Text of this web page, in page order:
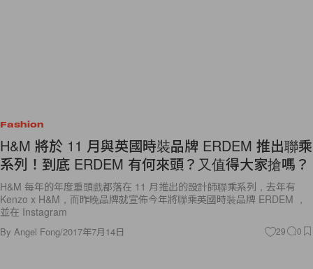
Fashion
H&M 將於 11 月與英國時裝品牌 ERDEM 推出聯乘
系列！到底 ERDEM 有何來頭？又值得大家搶嗎？
H&M 每年的年度重頭戲都落在 11 月推出的設計師聯乘系列，去年有
Kenzo x H&M，而昨晚品牌就宣佈今年將聯乘英國時裝品牌 ERDEM ，
並在 Instagram
By Angel Fong/2017年7月14日 29 0